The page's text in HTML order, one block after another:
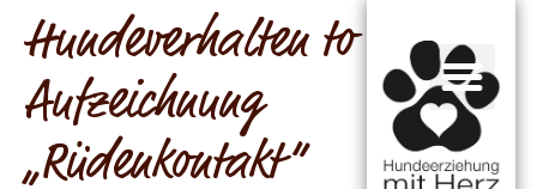
Hundeverhalten to Go –
Aufzeichnung
„Rüdenkontakt“